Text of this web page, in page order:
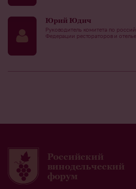
Юрий Юдич
Руководитель комитета по
Федерации рестораторов и
Российский
винодельческий
форум